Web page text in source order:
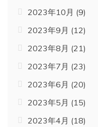
2023年10月 (9)
2023年9月 (12)
2023年8月 (21)
2023年7月 (23)
2023年6月 (20)
2023年5月 (15)
2023年4月 (18)